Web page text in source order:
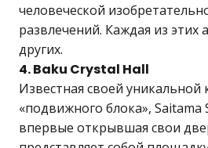
человеческой
развлечений. Каждая из этих
других.
4. Baku Crystal Hall
Известная своей
«подвижного блока», Saitama
впервые открывшая свои